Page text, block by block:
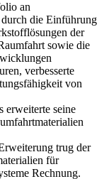
an
die Einführung
der
sowie die
verbesserte
von
erweiterte seine
trug der
für
Rechnung.